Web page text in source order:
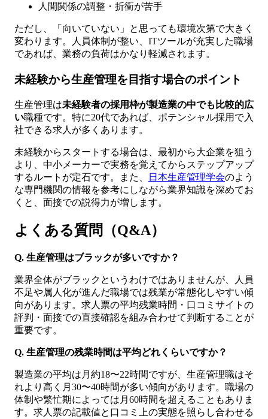
人間関係の調整・折衝が苦手
ただし、「向いていない」と思っても環境次第で大きく
変わります。人員体制が整い、ITツールが充実した職場
であれば、業務の負荷はかなり軽減されます。
未経験から生産管理を目指す場合のポイント
生産管理は未経験者の採用枠が製造業の中でも比較的広
い職種です。特に20代であれば、ポテンシャル採用で入
社できる求人が多くあります。
未経験からスタートする場合は、最初から大企業を狙う
より、中小メーカーで実務を覚えてからステップアップ
するルートが定石です。また、
日本生産管理学会のよう
な専門機関の情報を参考にしながら業界知識を深めてお
くと、面接での説得力が増します。
よくある質問（Q&A）
Q. 生産管理はブラックが多いですか？
業界全体がブラックというわけではありませんが、人員
不足や属人化が進んだ職場では残業が常態化しやすい傾
向があります。求人票の平均残業時間・口コミサイトの
評判・面接での直接確認を組み合わせて判断することが
重要です。
Q. 生産管理の残業時間は平均どれくらいですか？
製造業の平均は月約18〜22時間ですが、生産管理職はそ
れより高く月30〜40時間が多い傾向があります。職場の
体制や繁忙期によっては月60時間を超えることもありま
す。求人票の記載値と口コミ上の実態を照らし合わせる